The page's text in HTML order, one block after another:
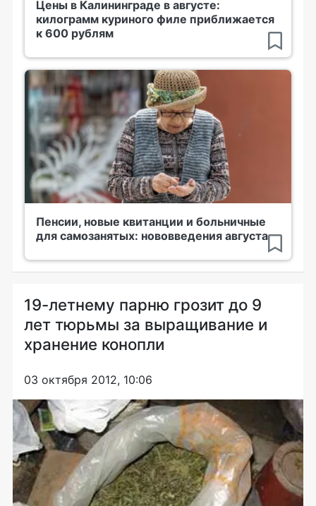
Цены в Калининграде в августе:
килограмм куриного филе приближается
к 600 рублям
Пенсии, новые квитанции и больничные
для самозанятых: нововведения августа
19-летнему парню грозит до 9
лет тюрьмы за выращивание и
хранение конопли
03 октября 2012, 10:06